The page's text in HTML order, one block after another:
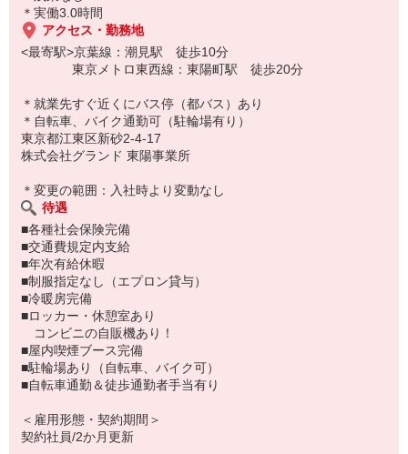
＊実働3.0時間
アクセス・勤務地
<最寄駅>京葉線：潮見駅 徒歩10分
東京メトロ東西線：東陽町駅 徒歩20分
＊就業先すぐ近くにバス停（都バス）あり
＊自転車、バイク通勤可（駐輪場有り）
東京都江東区新砂2-4-17
株式会社グランド 東陽事業所
＊変更の範囲：入社時より変動なし
待遇
■各種社会保険完備
■交通費規定内支給
■年次有給休暇
■制服指定なし（エプロン貸与）
■冷暖房完備
■ロッカー・休憩室あり
コンビニの自販機あり！
■屋内喫煙ブース完備
■駐輪場あり（自転車、バイク可）
■自転車通勤＆徒歩通勤者手当有り
＜雇用形態・契約期間＞
契約社員/2か月更新